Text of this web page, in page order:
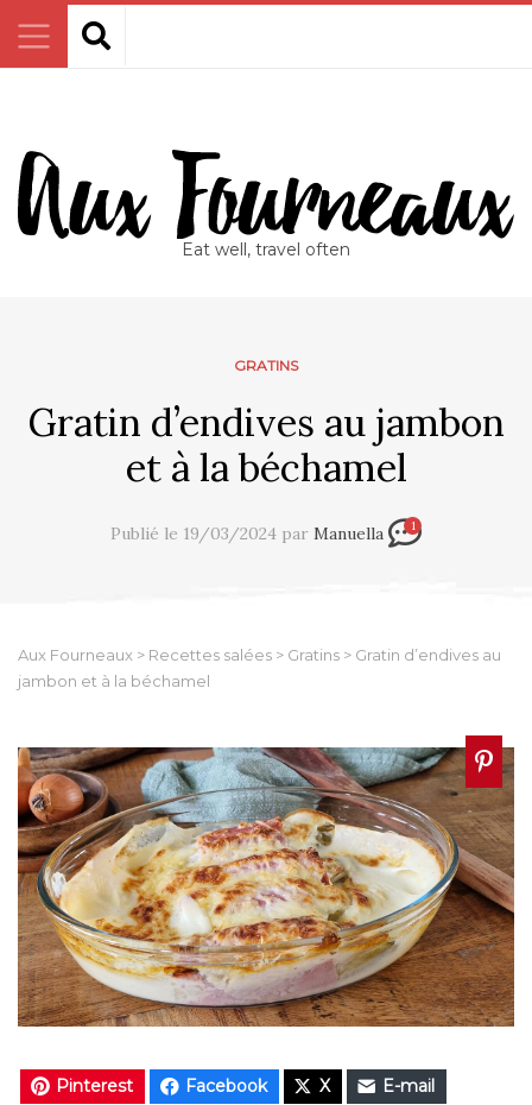
Eat well, travel often
GRATINS
Gratin d’endives au jambon
et à la béchamel
Publié le 19/03/2024 par Manuella 1
Aux Fourneaux > Recettes salées > Gratins > Gratin d’endives au
jambon et à la béchamel
Pinterest Facebook X
E-mail